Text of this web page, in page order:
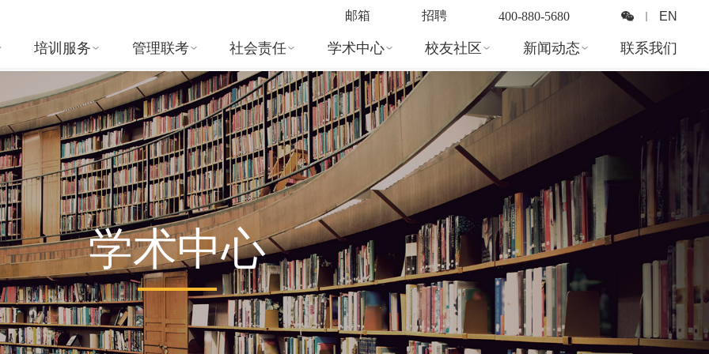
邮箱 招聘 400-880-5680 EN
培训服务 管理联考 社会责任 学术中心 校友社区 新闻动态 联系我们
学术中心